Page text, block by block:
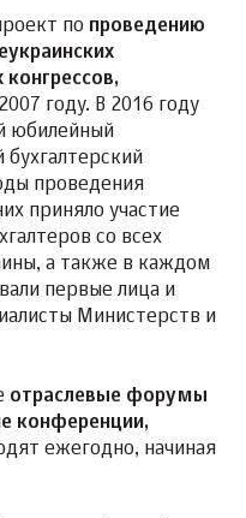
по проведению
конгрессов,
году. В 2016 году
юбилейный
бухгалтерский
проведения
приняло участие
со всех
а также в каждом
первые лица и
Министерств и
отраслевые форумы
конференции,
ежегодно, начиная